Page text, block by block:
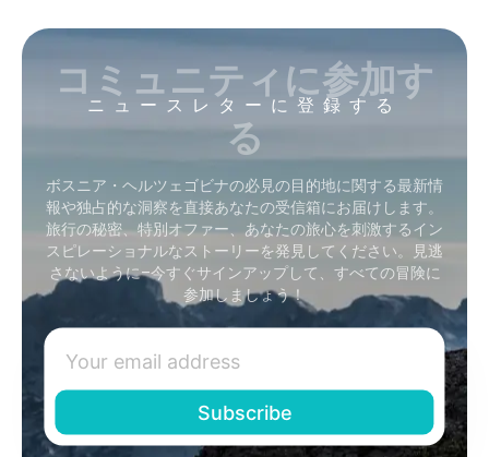
ニュースレターに登録する
コミュニティに参加す
る
ボスニア・ヘルツェゴビナの必見の目的地に関する最新情
報や独占的な洞察を直接あなたの受信箱にお届けします。
旅行の秘密、特別オファー、あなたの旅心を刺激するイン
スピレーショナルなストーリーを発見してください。見逃
さないように–今すぐサインアップして、すべての冒険に
参加しましょう！